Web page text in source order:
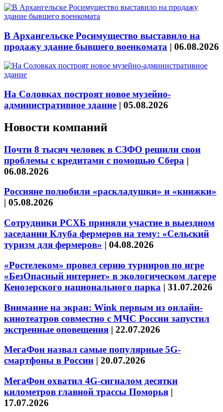
В Архангельске Росимущество выставило на
продажу здание бывшего военкомата | 06.08.2026
На Соловках построят новое музейно-
административное здание | 05.08.2026
Новости компаний
Почти 8 тысяч человек в СЗФО решили свои
проблемы с кредитами с помощью Сбера |
06.08.2026
Россияне полюбили «раскладушки» и «книжки»
| 05.08.2026
Сотрудники РСХБ приняли участие в выездном
заседании Клуба фермеров на тему: «Сельский
туризм для фермеров» | 04.08.2026
«Ростелеком» провел серию турниров по игре
«БезОпасный интернет» в экологическом лагере
Кенозерского национального парка | 31.07.2026
Внимание на экран: Wink первым из онлайн-
кинотеатров совместно с МЧС России запустил
экстренные оповещения | 22.07.2026
МегаФон назвал самые популярные 5G-
смартфоны в России | 20.07.2026
МегаФон охватил 4G-сигналом десятки
километров главной трассы Поморья |
17.07.2026